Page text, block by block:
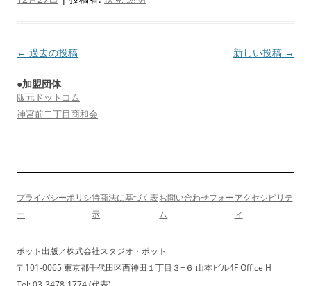
投
ナ
ビ
シ
← 過去の投稿 新しい投稿 →
●加盟団体
版元ドットコム
神宮前二丁目商和会
プライバシーポリシ
ー
特商法に基づく表
示
お問い合わせフォー
ム
アクセシビリテ
ィ
ポット出版／株式会社スタジオ・ポット
〒101-0065 東京都千代田区西神田１丁目３−６ 山本ビル4F Office H